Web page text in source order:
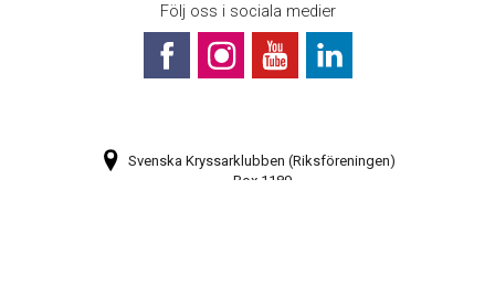
Följ oss i sociala medier
Svenska Kryssarklubben (Riksföreningen)
Box 1189